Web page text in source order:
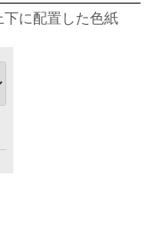
下に配置した色紙